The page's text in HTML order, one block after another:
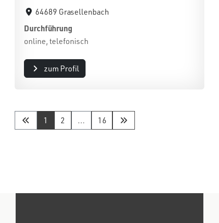
64689 Grasellenbach
Durchführung
online, telefonisch
zum Profil
1 2 ... 16